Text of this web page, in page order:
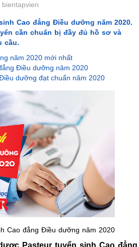
Cao đẳng Điều dưỡng năm 2020.
cần chuẩn bị đầy đủ hồ sơ và
cầu.
năm 2020 mới nhất
Điều dưỡng năm 2020
dưỡng đạt chuẩn năm 2020
Cao đẳng Điều dưỡng năm 2020
Pasteur tuyển sinh Cao đẳng